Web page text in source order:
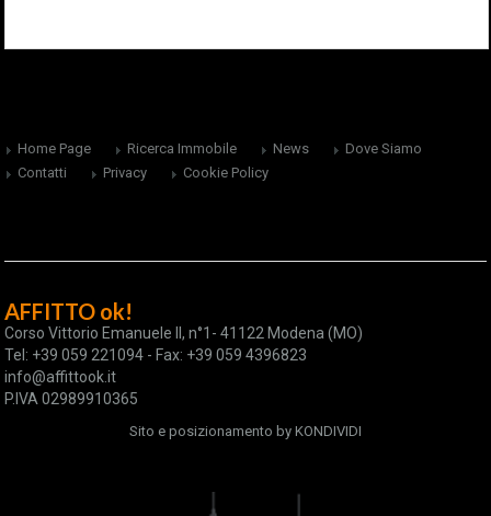
Home Page Ricerca Immobile News
Dove Siamo
Contatti
Privacy Cookie Policy
AFFITTO ok!
Corso Vittorio Emanuele II, n°1- 41122 Modena (MO)
Tel: +39 059 221094 - Fax: +39 059 4396823
info@affittook.it
P.IVA 02989910365
Sito e posizionamento by KONDIVIDI